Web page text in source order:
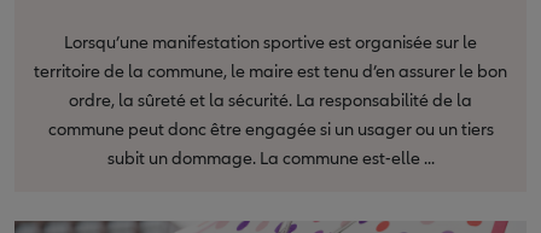
Lorsqu’une manifestation sportive est organisée sur le
territoire de la commune, le maire est tenu d’en assurer le bon
ordre, la sûreté et la sécurité. La responsabilité de la
commune peut donc être engagée si un usager ou un tiers
subit un dommage. La commune est-elle ...